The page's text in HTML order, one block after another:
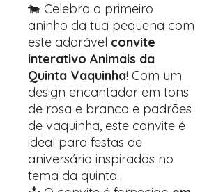
🐄 Celebra o primeiro
aninho da tua pequena com
este adorável convite
interativo Animais da
Quinta Vaquinha! Com um
design encantador em tons
de rosa e branco e padrões
de vaquinha, este convite é
ideal para festas de
aniversário inspiradas no
tema da quinta.